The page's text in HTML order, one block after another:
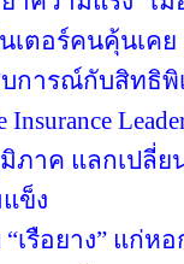
ตอร์คนคุ้นเค
บการณ์กับสิทธิ
ภาค แลกเปลี่
แข็ง
เรือยาง” แก่ห